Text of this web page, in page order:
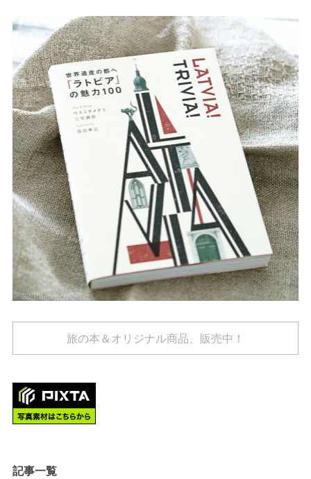
旅の本＆オリジナル商品、販売中！
記事一覧